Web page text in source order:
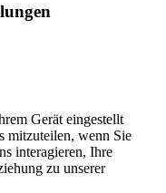
Gerät eingestellt
mitzuteilen, wenn Sie
interagieren, Ihre
zu unserer